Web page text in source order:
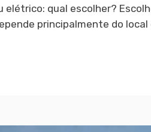
elétrico: qual escolher?
principalmente do local